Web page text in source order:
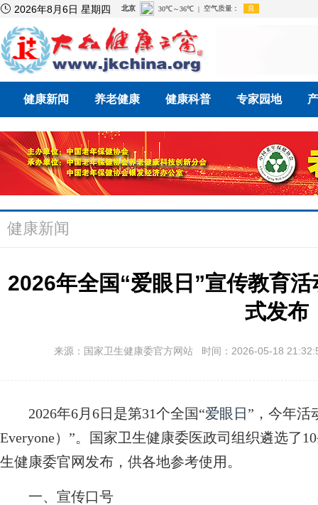
 2026年8月6日 星期四
健康新闻 养老健康 健康科普 专家园地
健康新闻
2026年全国“爱眼日”宣传教育
式发布
来源：国家卫生健康委官方网站 时间：2026-05-18
2026年6月6日是第31个全国“爱眼日 ”，今年活
Everyone）”。国家卫生健康委医政司组织遴选了
生健康委官网发布，供各地参考使用。
一、宣传口号